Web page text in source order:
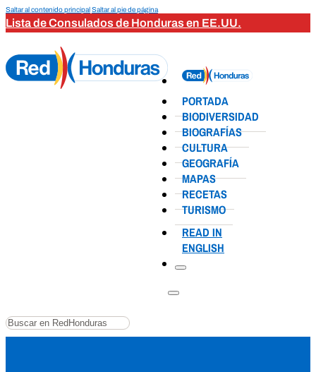
Saltar al contenido principalSaltar al pie de página
Lista de Consulados de Honduras en EE.UU.
PORTADA
BIODIVERSIDAD
BIOGRAFÍAS
CULTURA
GEOGRAFÍA
MAPAS
RECETAS
TURISMO
READ IN
ENGLISH
Buscar